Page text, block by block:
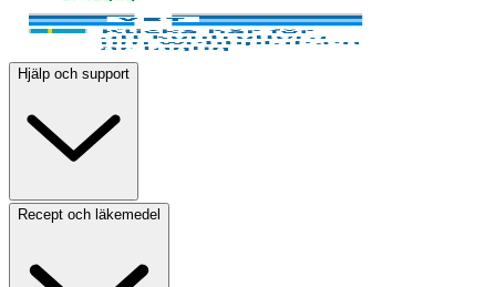
Hjälp och support
Recept och läkemedel